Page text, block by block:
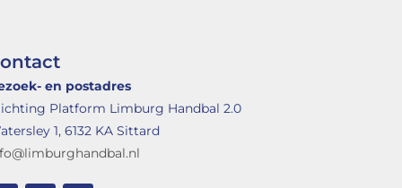
en postadres
Platform Limburg Handbal 2.0
1, 6132 KA Sittard